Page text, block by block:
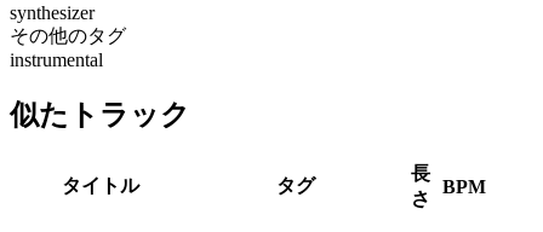
synthesizer
その他のタグ
instrumental
似たトラック
タイトル タグ
長
さ
BPM